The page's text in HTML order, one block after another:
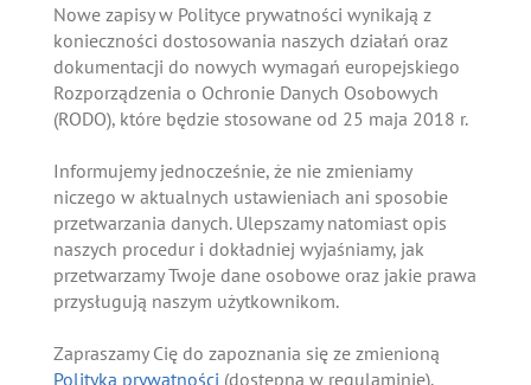
Nowe zapisy w Polityce prywatności wynikają z
konieczności dostosowania naszych działań oraz
dokumentacji do nowych wymagań europejskiego
Rozporządzenia o Ochronie Danych Osobowych
(RODO), które będzie stosowane od 25 maja 2018 r.
Informujemy jednocześnie, że nie zmieniamy
niczego w aktualnych ustawieniach ani sposobie
przetwarzania danych. Ulepszamy natomiast opis
naszych procedur i dokładniej wyjaśniamy, jak
przetwarzamy Twoje dane osobowe oraz jakie prawa
przysługują naszym użytkownikom.
Zapraszamy Cię do zapoznania się ze zmienioną
Polityką prywatności (dostępną w regulaminie).